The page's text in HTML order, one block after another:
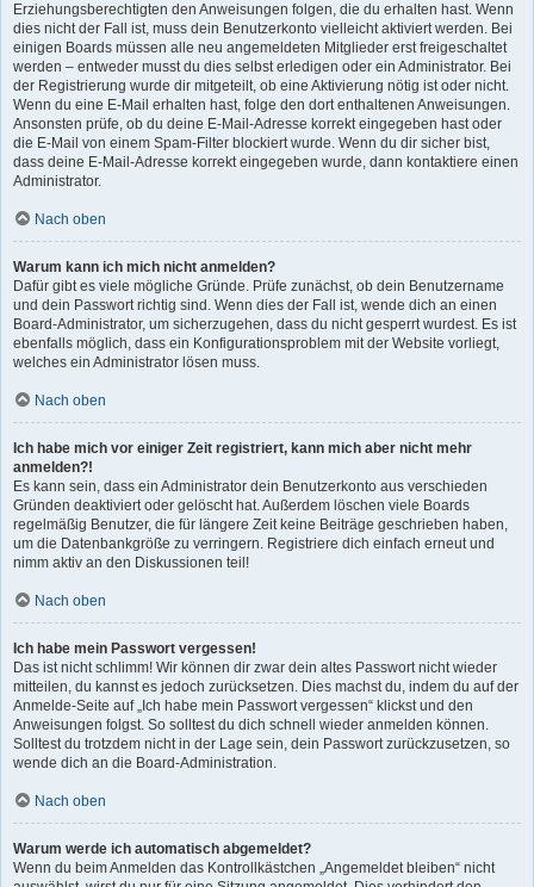
Erziehungsberechtigten den Anweisungen folgen, die du erhalten hast. Wenn
dies nicht der Fall ist, muss dein Benutzerkonto vielleicht aktiviert werden. Bei
einigen Boards müssen alle neu angemeldeten Mitglieder erst freigeschaltet
werden – entweder musst du dies selbst erledigen oder ein Administrator. Bei
der Registrierung wurde dir mitgeteilt, ob eine Aktivierung nötig ist oder nicht.
Wenn du eine E-Mail erhalten hast, folge den dort enthaltenen Anweisungen.
Ansonsten prüfe, ob du deine E-Mail-Adresse korrekt eingegeben hast oder
die E-Mail von einem Spam-Filter blockiert wurde. Wenn du dir sicher bist,
dass deine E-Mail-Adresse korrekt eingegeben wurde, dann kontaktiere einen
Administrator.
Nach oben
Warum kann ich mich nicht anmelden?
Dafür gibt es viele mögliche Gründe. Prüfe zunächst, ob dein Benutzername
und dein Passwort richtig sind. Wenn dies der Fall ist, wende dich an einen
Board-Administrator, um sicherzugehen, dass du nicht gesperrt wurdest. Es ist
ebenfalls möglich, dass ein Konfigurationsproblem mit der Website vorliegt,
welches ein Administrator lösen muss.
Nach oben
Ich habe mich vor einiger Zeit registriert, kann mich aber nicht mehr
anmelden?!
Es kann sein, dass ein Administrator dein Benutzerkonto aus verschieden
Gründen deaktiviert oder gelöscht hat. Außerdem löschen viele Boards
regelmäßig Benutzer, die für längere Zeit keine Beiträge geschrieben haben,
um die Datenbankgröße zu verringern. Registriere dich einfach erneut und
nimm aktiv an den Diskussionen teil!
Nach oben
Ich habe mein Passwort vergessen!
Das ist nicht schlimm! Wir können dir zwar dein altes Passwort nicht wieder
mitteilen, du kannst es jedoch zurücksetzen. Dies machst du, indem du auf der
Anmelde-Seite auf „Ich habe mein Passwort vergessen“ klickst und den
Anweisungen folgst. So solltest du dich schnell wieder anmelden können.
Solltest du trotzdem nicht in der Lage sein, dein Passwort zurückzusetzen, so
wende dich an die Board-Administration.
Nach oben
Warum werde ich automatisch abgemeldet?
Wenn du beim Anmelden das Kontrollkästchen „Angemeldet bleiben“ nicht